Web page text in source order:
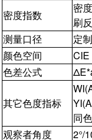
密度指数
密
刷
测量口径
定
颜色空间
CIE
色差公式
其它色度指标
同
观察者角度
2°/